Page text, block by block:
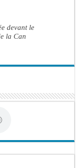
devant le
la Can